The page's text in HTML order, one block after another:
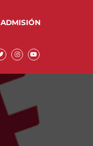
ADMISIÓN